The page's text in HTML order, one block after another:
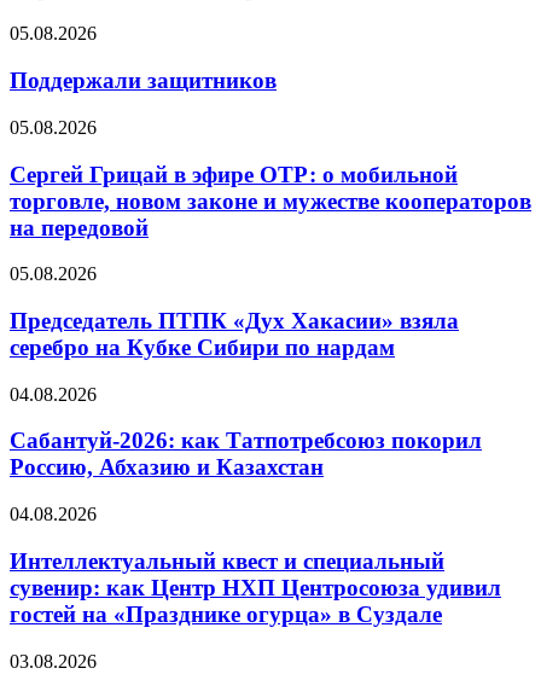
05.08.2026
Поддержали защитников
05.08.2026
Сергей Грицай в эфире ОТР: о мобильной
торговле, новом законе и мужестве кооператоров
на передовой
05.08.2026
Председатель ПТПК «Дух Хакасии» взяла
серебро на Кубке Сибири по нардам
04.08.2026
Сабантуй-2026: как Татпотребсоюз покорил
Россию, Абхазию и Казахстан
04.08.2026
Интеллектуальный квест и специальный
сувенир: как Центр НХП Центросоюза удивил
гостей на «Празднике огурца» в Суздале
03.08.2026